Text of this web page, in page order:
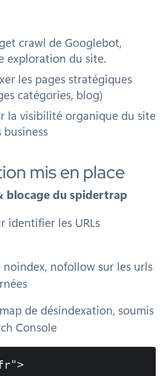
crawl de Googlebot,
exploration du site.
les pages stratégiques
catégories, blog)
la visibilité organique du site
business
mis en place
blocage du spidertrap
identifier les URLs
noindex, nofollow sur les urls
de désindexation, soumis
Console